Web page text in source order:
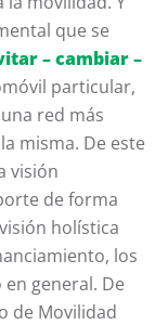
que se
– cambiar –
particular,
red más
misma. De este
visión
de forma
holística
los
general. De
de Movilidad